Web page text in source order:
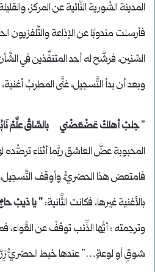
المدينة السُّورية النَّائية عن المركز،
فأرسلت مندوبًا عن الإذاعة والتِّلفزيون
السِّنين، فرشَّح له أحد المتنفِّذين في
وبعد أن بدأ التَّسجيل، غنَّى المطربُ
”جلبْ أهلكْ عَضْعَضْني بالسَّاقْ علَّمْ
المحبوبة عضَّ العاشق ربَّما أثناء ترصُّده
فامتعض هذا الحضريُّ، وأوقف التَّسجيل،
بالأغنية غيرها، فكانت الثَّانية:” يا ذيبْ
وترجمته : أيُّها الذِّئب توقفْ عن العُّواء،
شوقٍ أو لوعةٍ…” عندها خبط الحضريُّ